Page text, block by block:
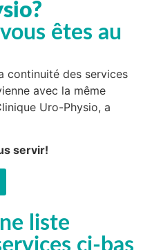
êtes au
continuité des services
avec la même
Uro-Physio, a
servir!
liste
ci-bas